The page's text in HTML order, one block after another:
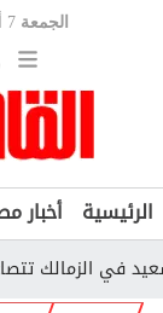
الجمعة 7 أغسطس 2026
الرئيسية أخبار
الزمالك تتصاعد